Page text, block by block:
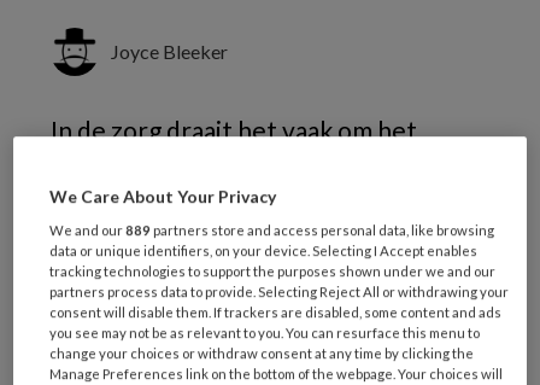
Joyce Bleeker
In de zorg draait het vaak om het
verzorgen van wonden, kousen aan- of
uitdoen of de ADL-zorg.
Maar wie in dit vak werkt,
We Care About Your Privacy
We and our889 partners store and access personal data, like browsing
data or unique identifiers, on your device. Selecting I Accept enables
tracking technologies to support the purposes shown under we and our
partners process data to provide. Selecting Reject All or withdrawing your
consent will disable them. If trackers are disabled, some content and ads
you see may not be as relevant to you. You can resurface this menu to
change your choices or withdraw consent at any time by clicking the
Manage Preferences link on the bottom of the webpage. Your choices will